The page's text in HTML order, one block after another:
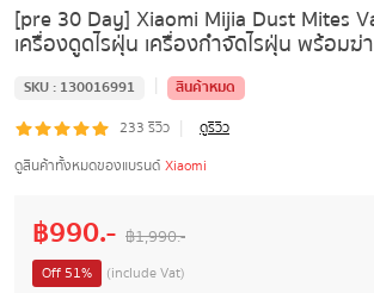
[pre 30 Day] Xiaomi Mijia Dust Mites
เครื่องดูดไรฝุ่น เครื่องกำจัดไรฝุ่น พร้อมฆ่
SKU : 130016991 |
สินค้าหมด
233 รีวิว |
ดูรีวิว
ดูสินค้าทั้งหมดของแบรนด์ Xiaomi
฿990.- ฿1,990.-
Off51% (include Vat)